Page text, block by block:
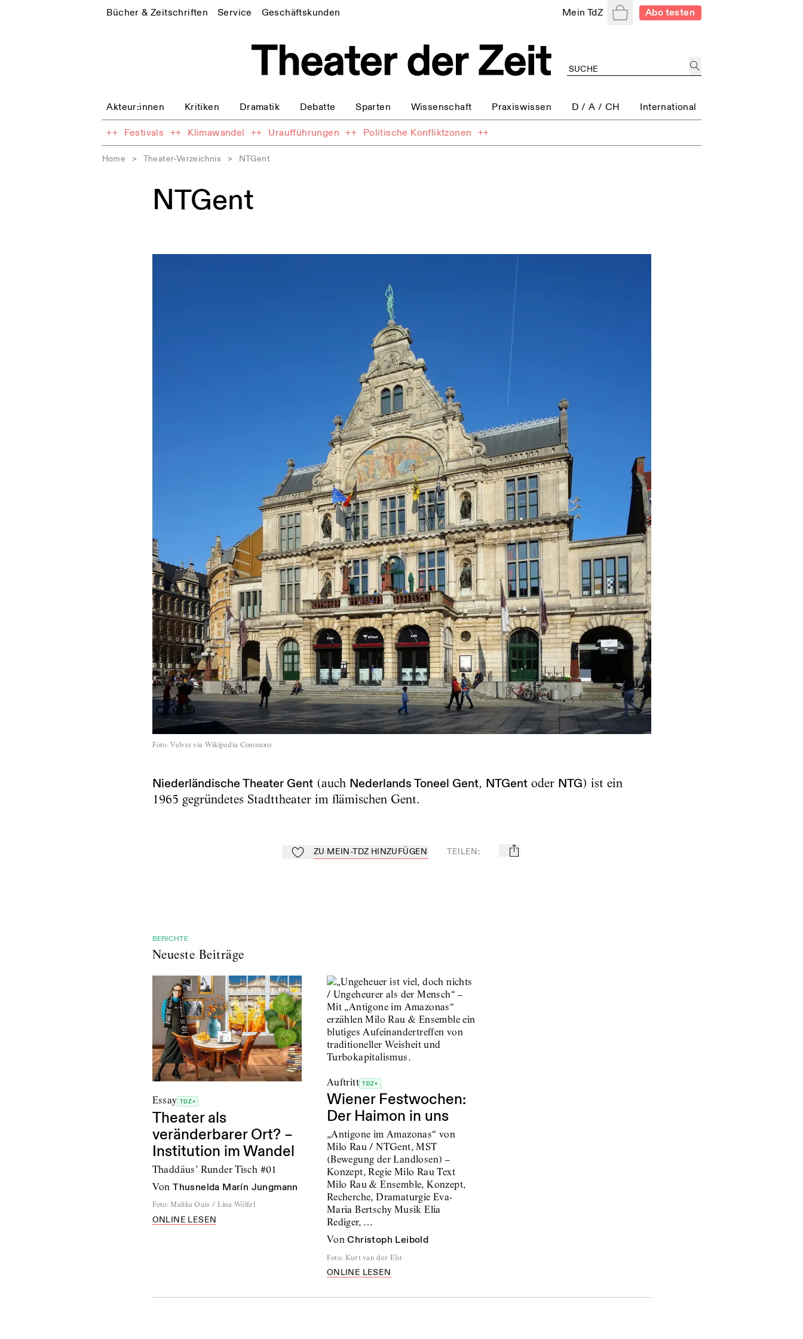
Bücher & Zeitschriften Service Geschäftskunden Mein TdZ WarenkorbAbo testen
Akteur:innen Kritiken Dramatik Debatte Sparten Wissenschaft Praxiswissen D / A / CH International
++ Festivals ++ Klimawandel ++ Uraufführungen ++ Politische Konfliktzonen ++
Home > Theater-Verzeichnis > NTGent
NTGent
Foto: Velvet via Wikipedia Commons
Niederländische Theater Gent(auch Nederlands Toneel Gent, NTGentoder NTG) ist ein
1965 gegründetes Stadttheater im flämischen Gent.
Zu Mein-TdZ hinzufügen
ZU MEIN-TDZ HINZUFÜGEN TEILEN: mail
BERICHTE
Neueste Beiträge
Essay TDZ+
Theater als
veränderbarer Ort? –
Institution im Wandel
Thaddäus’ Runder Tisch #01
von Thusnelda Marín Jungmann
Foto: Malika Ouis / Lina Wölfel
ONLINE LESEN
Auftritt TDZ+
Wiener Festwochen:
Der Haimon in uns
„Antigone im Amazonas“ von
Milo Rau / NTGent, MST
(Bewegung der Landlosen) –
Konzept, Regie Milo Rau Text
Milo Rau & Ensemble, Konzept,
Recherche, Dramaturgie Eva-
Maria Bertschy Musik Elia
Rediger, …
von Christoph Leibold
Foto: Kurt van der Elst
ONLINE LESEN